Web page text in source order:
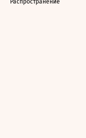
Распространение